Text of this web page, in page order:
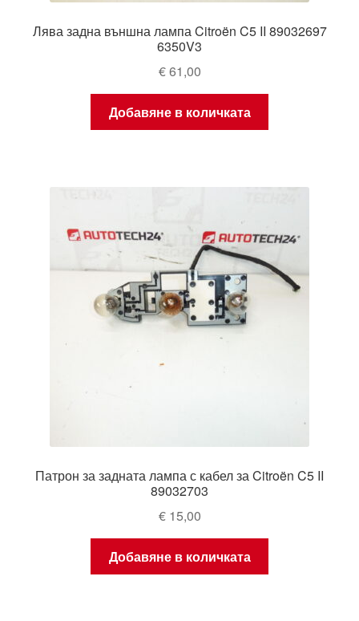
Лява задна външна лампа Citroën C5 II 89032697
6350V3
€61,00
Добавяне в количката
Патрон за задната лампа с кабел за Citroën C5 II
89032703
€15,00
Добавяне в количката